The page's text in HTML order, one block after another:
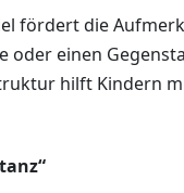
fördert die
oder einen
hilft Kindern